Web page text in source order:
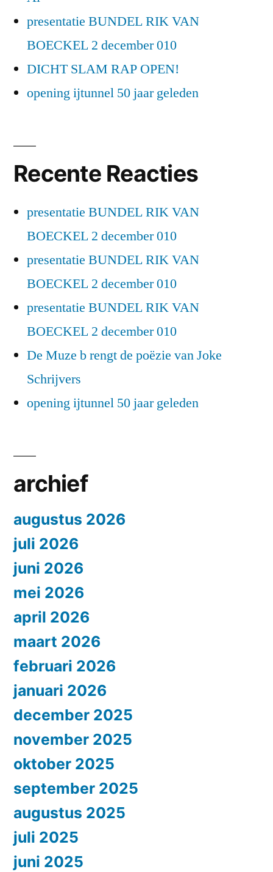
presentatie BUNDEL RIK VAN
BOECKEL 2 december 010
DICHT SLAM RAP OPEN!
opening ijtunnel 50 jaar geleden
Recente Reacties
presentatie BUNDEL RIK VAN
BOECKEL 2 december 010
presentatie BUNDEL RIK VAN
BOECKEL 2 december 010
presentatie BUNDEL RIK VAN
BOECKEL 2 december 010
De Muze b rengt de poëzie van Joke
Schrijvers
opening ijtunnel 50 jaar geleden
archief
augustus 2026
juli 2026
juni 2026
mei 2026
april 2026
maart 2026
februari 2026
januari 2026
december 2025
november 2025
oktober 2025
september 2025
augustus 2025
juli 2025
juni 2025